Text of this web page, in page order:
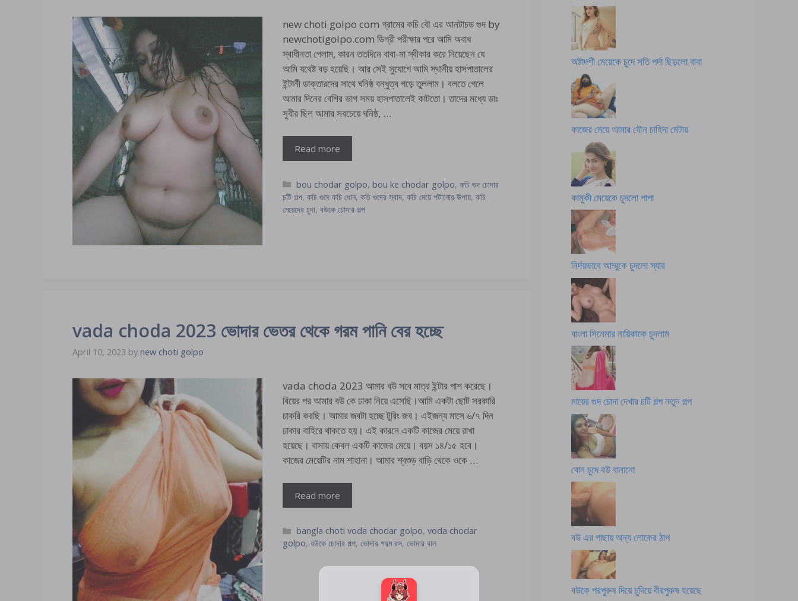
new choti golpo com গ্রামের কচি বৌ এর আনটাচড গুদ by
newchotigolpo.com ডিগ্রী পরীক্ষার পরে আমি অবাধ
স্বাধীনতা পেলাম, কারন ততদিনে বাবা-মা স্বীকার করে নিয়েছেন যে
আমি যথেষ্ট বড় হয়েছি। আর সেই সুযোগে আমি স্থানীয় হাসপাতালের
ইন্টার্নী ডাক্তারদের সাথে ঘনিষ্ঠ বন্ধুত্ব গড়ে তুললাম। বলতে গেলে
আমার দিনের বেশির ভাগ সময় হাসপাতালেই কাটতো। তাদের মধ্যে ডাঃ
সুবীর ছিল আমার সবচেয়ে ঘনিষ্ঠ, …
Read more
Categories
bou chodar golpo, bou ke chodar golpo,কচি গুদ চোদার
চটি গল্প, কচি গুদে কচি ধোন, কচি গুদের স্বাদ, কচি মেয়ে পটানোর উপায়, কচি
মেয়েদের চুদা, বউকে চোদার গল্প
vada choda 2023 ভোদার ভেতর থেকে গরম পানি বের হচ্ছে
April 10, 2023 by new choti golpo
vada choda 2023 আমার বউ সবে মাত্র ইন্টার পাশ করেছে।
বিয়ের পর আমার বউ কে ঢাকা নিয়ে এসেছি।আমি একটা ছোট সরকারি
চাকরি করছি। আমার জবটা হচ্ছে টুরিং জব। এইজন্য মাসে ৬/৭ দিন
ঢাকার বাহিরে থাকতে হয়। এই কারনে একটি কাজের মেয়ে রাখা
হয়েছে। বাসায় কেবল একটি কাজের মেয়ে। বয়স ১৪/১৫ হবে।
কাজের মেয়েটির নাম শাহানা। আমার শ্বশুড় বাড়ি থেকে ওকে …
Read more
Categories
bangla choti voda chodar golpo,voda chodar
golpo, বউকে চোদার গল্প, ভোদার গরম রস, ভোদার বাল
অষ্টাদশী মেয়েকে চুদে সতি পর্দা ছিড়লো বাবা
কাজের মেয়ে আমার যৌন চাহিদা মেটায়
কামুকী মেয়েকে চুদলো পাপা
নির্দয়ভাবে আম্মুকে চুদলো স্যার
বাংলা সিনেমার নায়িকাকে চুদলাম
মায়ের গুদ চোদা দেখার চটি গল্প নতুন গল্প
বোন চুদে বউ বানানো
বউ এর পাছায় অন্য লোকের ঠাপ
বউকে পরপুরুষ দিয়ে চুদিয়ে বীরপুরুষ হয়েছে